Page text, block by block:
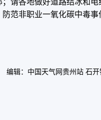
请各地做好道路结冰和电
范非职业一氧化碳中毒事
编辑：中国天气网贵州站 石开